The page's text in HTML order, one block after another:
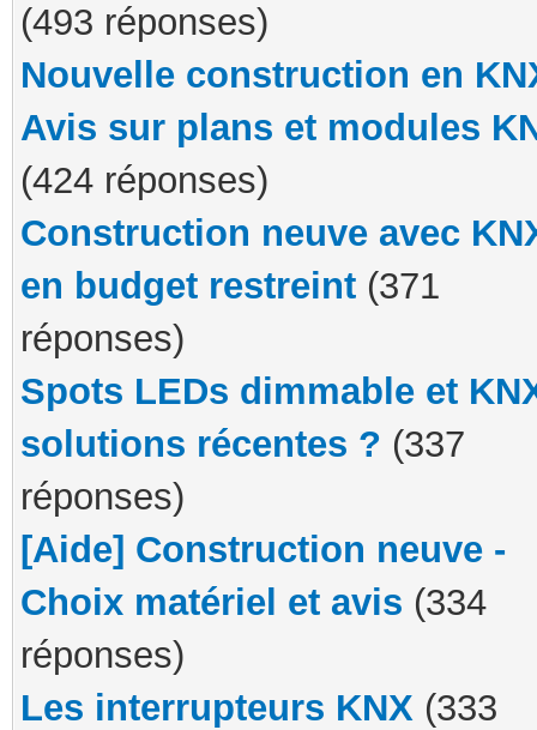
(493 réponses)
Nouvelle construction en
Avis sur plans et modules
(424 réponses)
Construction neuve avec
en budget restreint (371
réponses)
Spots LEDs dimmable et
solutions récentes ? (337
réponses)
[Aide] Construction neuve -
Choix matériel et avis (334
réponses)
Les interrupteurs KNX (333